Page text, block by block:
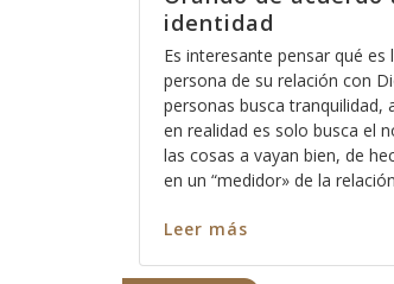
identidad
Es interesante pensar qué es
persona de su relación con
personas busca tranquilidad,
en realidad es solo busca el
las cosas a vayan bien, de
en un “medidor» de la relación
Leer más